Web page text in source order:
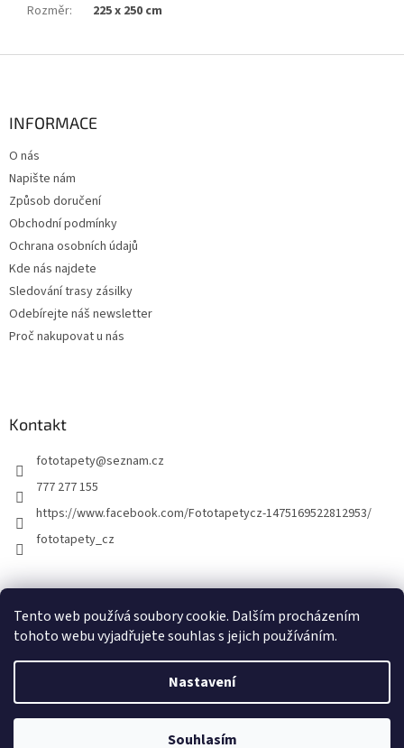
Tento web používá soubory cookie. Dalším procházením
tohoto webu vyjadřujete souhlas s jejich používáním.
Nastavení
Souhlasím
Rozměr: 225 x 250 cm
INFORMACE
O nás
Napište nám
Způsob doručení
Obchodní podmínky
Ochrana osobních údajů
Kde nás najdete
Sledování trasy zásilky
Odebírejte náš newsletter
Proč nakupovat u nás
Kontakt
fototapety@seznam.cz
777 277 155
https://www.facebook.com/Fototapetycz-1475169522812953/
fototapety_cz
Vytvořil Shoptet
FOTOTAPETY.CZ. Všechna práva vyhrazena.